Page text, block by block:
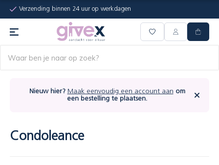
Verzending binnen 24 uur op werkdagen
Nieuw hier? Maak eenvoudig een account aan om
een bestelling te plaatsen.
Condoleance